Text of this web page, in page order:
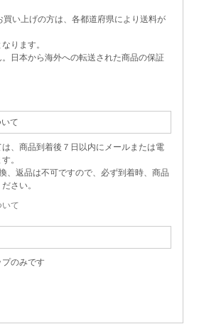
い上げの方は、各都道府県により送料が
ります。
日本から海外への転送された商品の保証
て
、商品到着後７日以内にメールまたは電
。
、返品は不可ですので、必ず到着時、商品
さい。
て
のみです